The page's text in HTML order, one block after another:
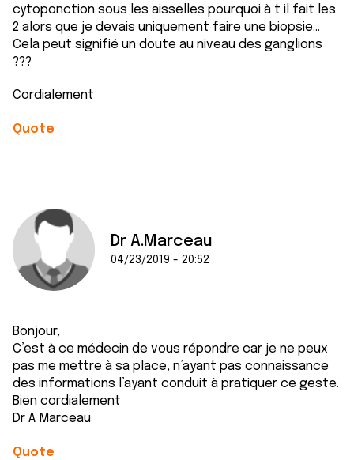
cytoponction sous les aisselles pourquoi à t il fait les
2 alors que je devais uniquement faire une biopsie...
Cela peut signifié un doute au niveau des ganglions
???
Cordialement
Quote
Dr A.Marceau
04/23/2019 - 20:52
Bonjour,
C’est à ce médecin de vous répondre car je ne peux
pas me mettre à sa place, n’ayant pas connaissance
des informations l’ayant conduit à pratiquer ce geste.
Bien cordialement
Dr A Marceau
Quote